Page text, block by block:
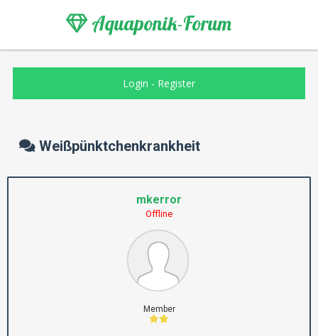
Aquaponik-Forum
Login - Register
Weißpünktchenkrankheit
mkerror
Offline
Member